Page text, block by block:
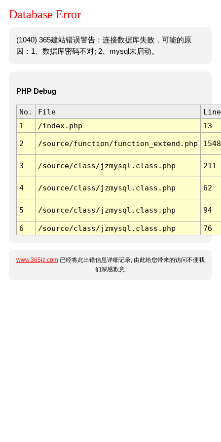
Database Error
(1040) 365建站错误警告：连接数据库失败，可能的原
因：1、数据库密码不对; 2、mysql未启动。
PHP Debug
No. File
Line
1
/index.php 13
2 /source/function/function_extend.php 1548
3 /source/class/jzmysql.class.php 211
4 /source/class/jzmysql.class.php 62
5 /source/class/jzmysql.class.php 94
6 /source/class/jzmysql.class.php 76
www.365jz.com 已经将此出错信息详细记录, 由此给您带来的访问不便我
们深感歉意.